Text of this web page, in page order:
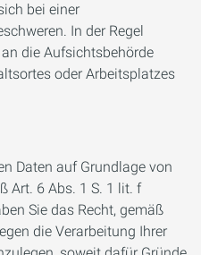
bei einer
In der Regel
die Aufsichtsbehörde
oder Arbeitsplatzes
Daten auf Grundlage von
Art. 6 Abs. 1 S. 1 lit. f
Sie das Recht, gemäß
die Verarbeitung Ihrer